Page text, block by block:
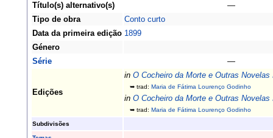
Título(s) alternativo(s)
—
Tipo de obra
Conto curto
Data da primeira edição 1899
Género
Série
—
Edições
in O Cocheiro da Morte e Outras
➥ trad: Maria de Fátima Lourenço Godinho
in O Cocheiro da Morte e Outras
➥ trad: Maria de Fátima Lourenço Godinho
Subdivisões